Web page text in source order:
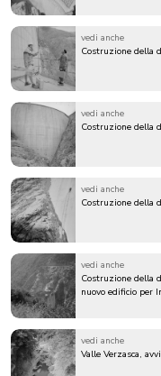
vedi anche
Costruzione della
vedi anche
Costruzione della
vedi anche
Costruzione della
vedi anche
Costruzione della
nuovo edificio per
vedi anche
Valle Verzasca,